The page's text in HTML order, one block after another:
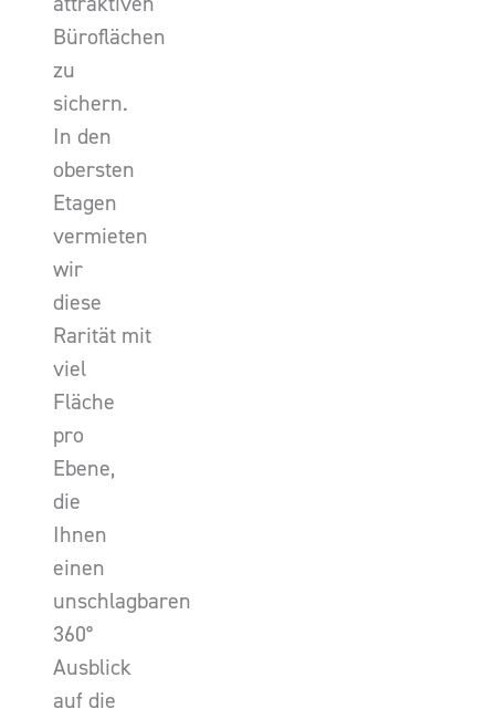
Büroflächen
zu
sichern.
In den
obersten
Etagen
vermieten
wir
diese
Rarität mit
viel
Fläche
pro
Ebene,
die
Ihnen
einen
unschlagbaren
360°
Ausblick
auf die